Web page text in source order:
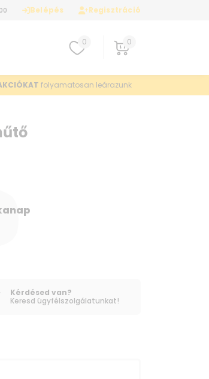
Belépés Regisztráció
0 0
folyamatosan leárazunk
Kérdésed van?
Keresd ügyfélszolgálatunkat!